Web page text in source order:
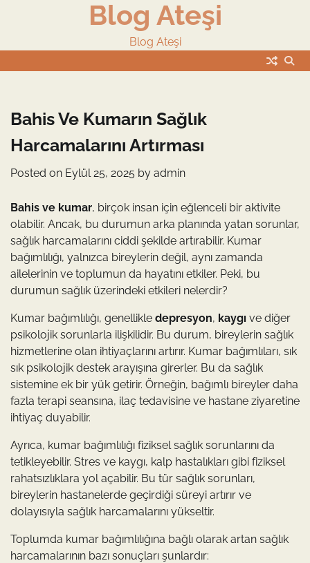
Blog Ateşi
Blog Ateşi
Bahis Ve Kumarın Sağlık
Harcamalarını Artırması
Posted on Eylül 25, 2025 by admin
Bahis ve kumar, birçok insan için eğlenceli bir aktivite
olabilir. Ancak, bu durumun arka planında yatan sorunlar,
sağlık harcamalarını ciddi şekilde artırabilir. Kumar
bağımlılığı, yalnızca bireylerin değil, aynı zamanda
ailelerinin ve toplumun da hayatını etkiler. Peki, bu
durumun sağlık üzerindeki etkileri nelerdir?
Kumar bağımlılığı, genellikle depresyon, kaygı ve diğer
psikolojik sorunlarla ilişkilidir. Bu durum, bireylerin sağlık
hizmetlerine olan ihtiyaçlarını artırır. Kumar bağımlıları, sık
sık psikolojik destek arayışına girerler. Bu da sağlık
sistemine ek bir yük getirir. Örneğin, bağımlı bireyler daha
fazla terapi seansına, ilaç tedavisine ve hastane ziyaretine
ihtiyaç duyabilir.
Ayrıca, kumar bağımlılığı fiziksel sağlık sorunlarını da
tetikleyebilir. Stres ve kaygı, kalp hastalıkları gibi fiziksel
rahatsızlıklara yol açabilir. Bu tür sağlık sorunları,
bireylerin hastanelerde geçirdiği süreyi artırır ve
dolayısıyla sağlık harcamalarını yükseltir.
Toplumda kumar bağımlılığına bağlı olarak artan sağlık
harcamalarının bazı sonuçları şunlardır: